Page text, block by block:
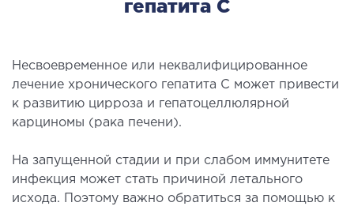
ХИРУРГИЯ
И ОРТОПЕДИЯ
опорно-двигательного аппарата
(травматологический пункт)
гепатита С
Несвоевременное или неквалифицированное
лечение хронического гепатита С может привести
к развитию цирроза и гепатоцеллюлярной
карциномы (рака печени).
На запущенной стадии и при слабом иммунитете
инфекция может стать причиной летального
исхода. Поэтому важно обратиться за помощью к